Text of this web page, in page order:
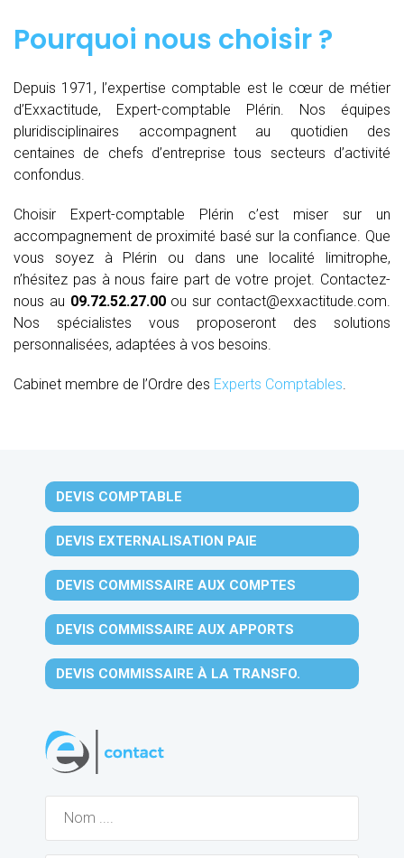
Pourquoi nous choisir ?
Depuis 1971, l’expertise comptable est le cœur de métier
d’Exxactitude, Expert-comptable Plérin. Nos équipes
pluridisciplinaires accompagnent au quotidien des
centaines de chefs d’entreprise tous secteurs d’activité
confondus.
Choisir Expert-comptable Plérin c’est miser sur un
accompagnement de proximité basé sur la confiance. Que
vous soyez à Plérin ou dans une localité limitrophe,
n’hésitez pas à nous faire part de votre projet. Contactez-
nous au 09.72.52.27.00ou sur contact@exxactitude.com.
Nos spécialistes vous proposeront des solutions
personnalisées, adaptées à vos besoins.
Cabinet membre de l’Ordre des Experts Comptables
DEVIS COMPTABLE
DEVIS EXTERNALISATION PAIE
DEVIS COMMISSAIRE AUX COMPTES
DEVIS COMMISSAIRE AUX APPORTS
DEVIS COMMISSAIRE À LA TRANSFO.